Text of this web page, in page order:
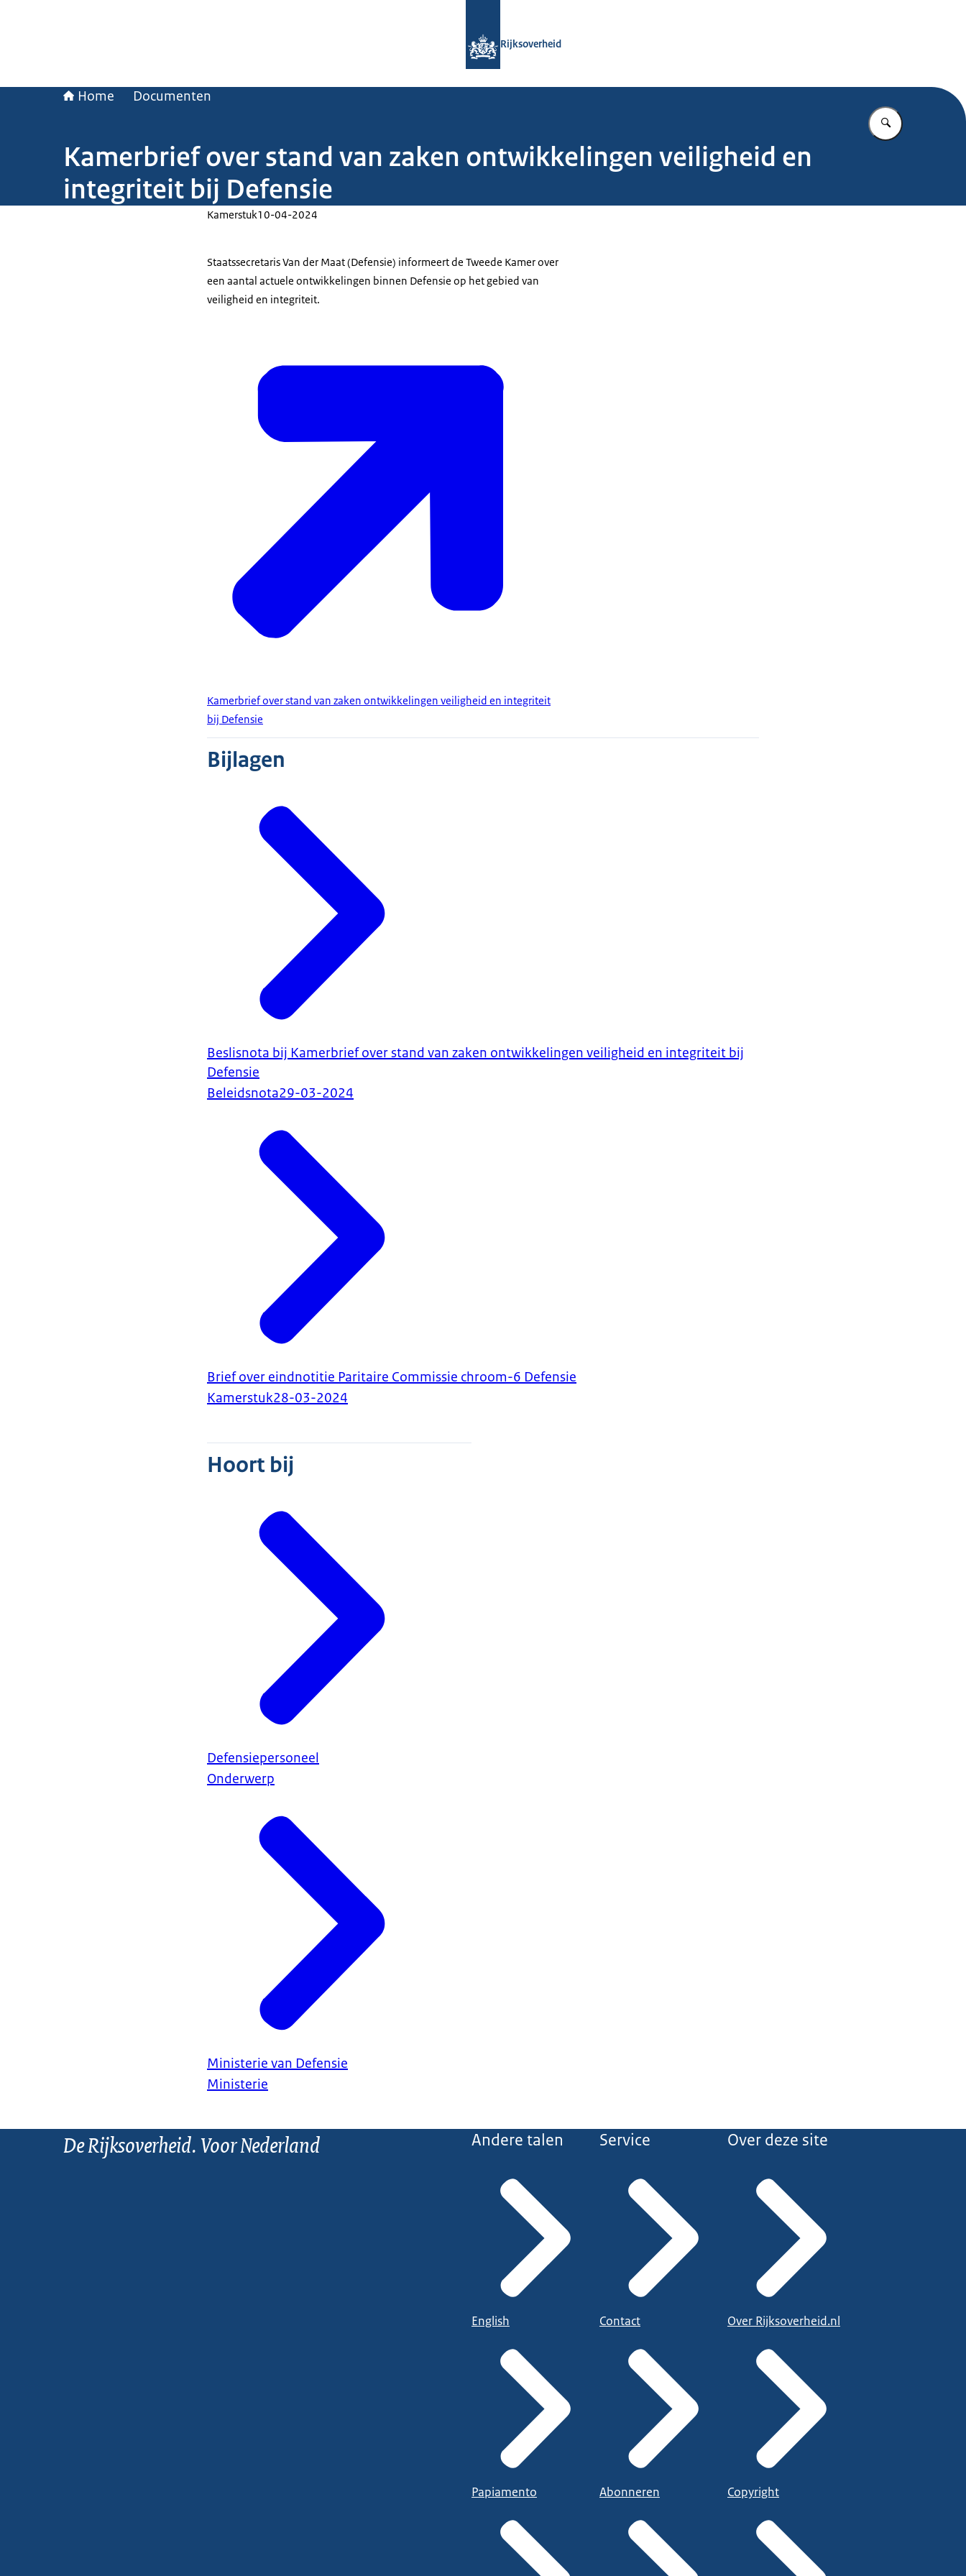
Rijksoverheid
Home Documenten
Vul in wat u
Kamerbrief over stand van zaken ontwikkelingen veiligheid en
integriteit bij Defensie
Kamerstuk10-04-2024
Staatssecretaris Van der Maat (Defensie) informeert de Tweede Kamer over
een aantal actuele ontwikkelingen binnen Defensie op het gebied van
veiligheid en integriteit.
Kamerbrief over stand van zaken ontwikkelingen veiligheid en integriteit
bij Defensie
Bijlagen
Beslisnota bij Kamerbrief over stand van zaken ontwikkelingen veiligheid en integriteit bij
Defensie
Beleidsnota29-03-2024
Brief over eindnotitie Paritaire Commissie chroom-6 Defensie
Kamerstuk28-03-2024
Hoort bij
Defensiepersoneel
Onderwerp
Ministerie van Defensie
Ministerie
De Rijksoverheid. Voor Nederland Andere talen
English
Papiamento
Service
Contact
Abonneren
Over deze site
Over Rijksoverheid.nl
Copyright